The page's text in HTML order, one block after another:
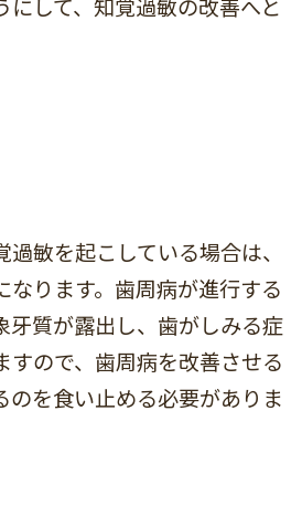
にして、知覚過敏の改善へと
敏を起こしている場合は、
なります。歯周病が進行する
牙質が露出し、歯がしみる症
すので、歯周病を改善させる
のを食い止める必要がありま